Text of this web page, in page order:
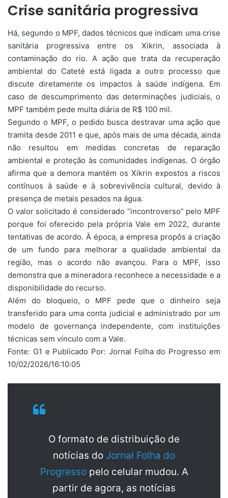
Crise sanitária progressiva
Há, segundo o MPF, dados técnicos que indicam uma crise
sanitária progressiva entre os Xikrin, associada à
contaminação do rio. A ação que trata da recuperação
ambiental do Cateté está ligada a outro processo que
discute diretamente os impactos à saúde indígena. Em
caso de descumprimento das determinações judiciais, o
MPF também pede multa diária de R$ 100 mil.
Segundo o MPF, o pedido busca destravar uma ação que
tramita desde 2011 e que, após mais de uma década, ainda
não resultou em medidas concretas de reparação
ambiental e proteção às comunidades indígenas. O órgão
afirma que a demora mantém os Xikrin expostos a riscos
contínuos à saúde e à sobrevivência cultural, devido à
presença de metais pesados na água.
O valor solicitado é considerado “incontroverso” pelo MPF
porque foi oferecido pela própria Vale em 2022, durante
tentativas de acordo. À época, a empresa propôs a criação
de um fundo para melhorar a qualidade ambiental da
região, mas o acordo não avançou. Para o MPF, isso
demonstra que a mineradora reconhece a necessidade e a
disponibilidade do recurso.
Além do bloqueio, o MPF pede que o dinheiro seja
transferido para uma conta judicial e administrado por um
modelo de governança independente, com instituições
técnicas sem vínculo com a Vale.
Fonte: G1 e Publicado Por: Jornal Folha do Progresso em
10/02/2026/16:10:05
O formato de distribuição de
notícias do Jornal Folha do
Progresso pelo celular mudou. A
partir de agora, as notícias